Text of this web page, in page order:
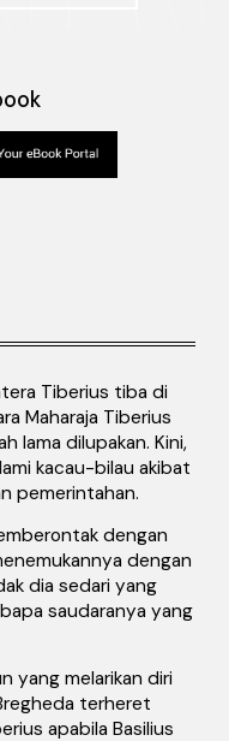
Tiberius tiba di
Maharaja Tiberius
lama dilupakan. Kini,
kacau-bilau akibat
pemerintahan.
dengan
dengan
dia sedari yang
saudaranya yang
yang melarikan diri
terheret
apabila Basilius